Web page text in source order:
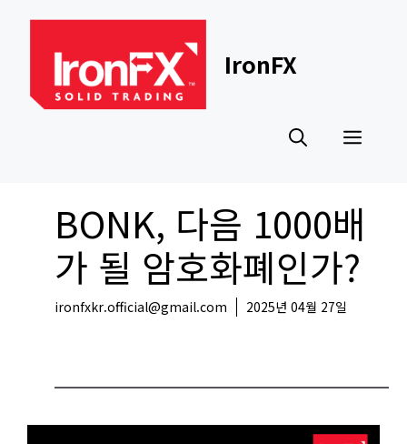
content
IronFX
BONK, 다음 1000배
가 될 암호화폐인가?
ironfxkr.official@gmail.com 2025년 04월 27일